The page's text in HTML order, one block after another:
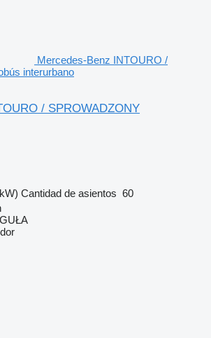
Mercedes-Benz INTOURO /
interurbano
/ SPROWADZONY
Cantidad de asientos 60